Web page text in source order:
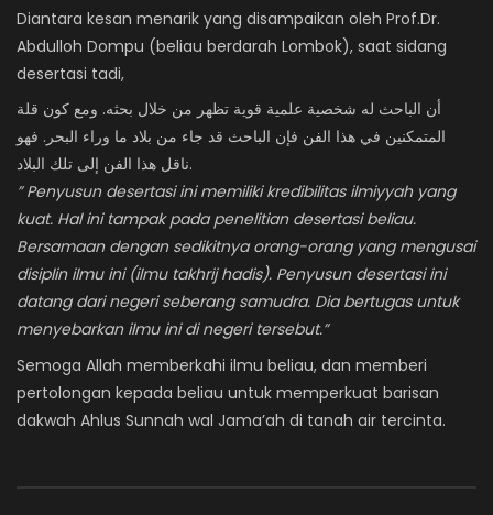
Diantara kesan menarik yang disampaikan oleh Prof.Dr.
Abdulloh Dompu (beliau berdarah Lombok), saat sidang
desertasi tadi,
أن الباحث له شخصية علمية قوية تظهر من خلال بحثه. ومع كون قلة
المتمكنين في هذا الفن فإن الباحث قد جاء من بلاد ما وراء البحر. فهو
ناقل هذا الفن إلى تلك البلاد.
” Penyusun desertasi ini memiliki kredibilitas ilmiyyah yang
kuat. Hal ini tampak pada penelitian desertasi beliau.
Bersamaan dengan sedikitnya orang-orang yang mengusai
disiplin ilmu ini (ilmu takhrij hadis). Penyusun desertasi ini
datang dari negeri seberang samudra. Dia bertugas untuk
menyebarkan ilmu ini di negeri tersebut.”
Semoga Allah memberkahi ilmu beliau, dan memberi
pertolongan kepada beliau untuk memperkuat barisan
dakwah Ahlus Sunnah wal Jama’ah di tanah air tercinta.